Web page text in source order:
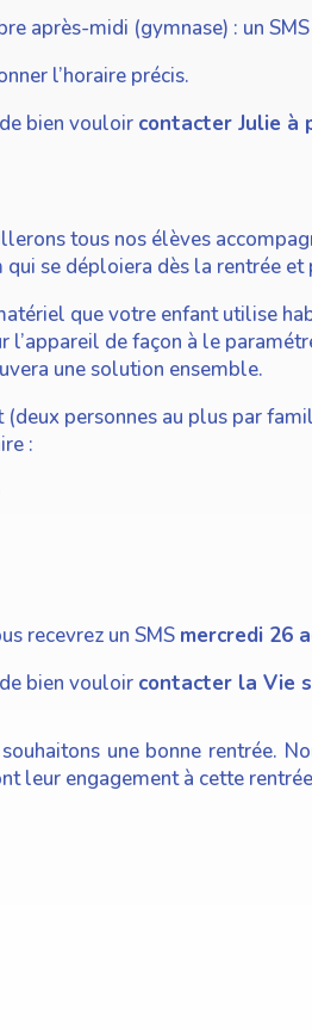
après-midi (gymnase) : un
l’horaire précis.
bien vouloir contacter Julie à
tous nos élèves
se déploiera dès la rentrée et
que votre enfant utilise
de façon à le
une solution ensemble.
(deux personnes au plus par
:
recevrez un SMS mercredi 26
bien vouloir contacter la Vie
une bonne rentrée.
leur engagement à cette